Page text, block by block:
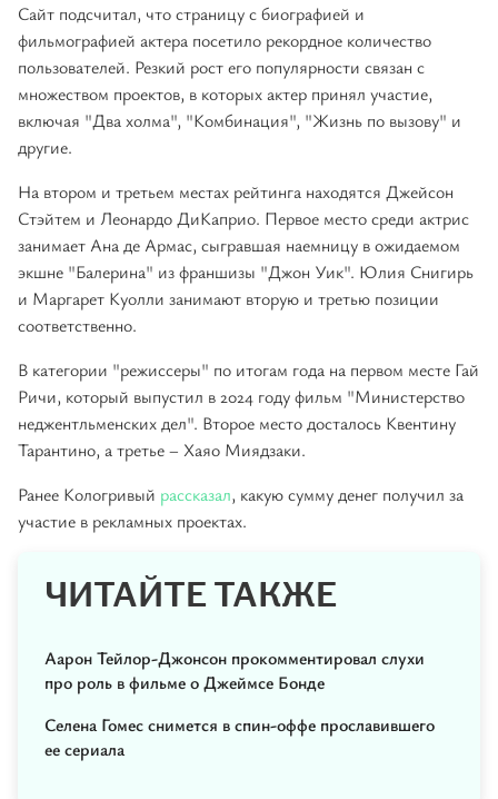
Сайт подсчитал, что страницу с биографией и
фильмографией актера посетило рекордное количество
пользователей. Резкий рост его популярности связан с
множеством проектов, в которых актер принял участие,
включая "Два холма", "Комбинация", "Жизнь по вызову" и
другие.
На втором и третьем местах рейтинга находятся Джейсон
Стэйтем и Леонардо ДиКаприо. Первое место среди актрис
занимает Ана де Армас, сыгравшая наемницу в ожидаемом
экшне "Балерина" из франшизы "Джон Уик". Юлия Снигирь
и Маргарет Куолли занимают вторую и третью позиции
соответственно.
В категории "режиссеры" по итогам года на первом месте Гай
Ричи, который выпустил в 2024 году фильм "Министерство
неджентльменских дел". Второе место досталось Квентину
Тарантино, а третье – Хаяо Миядзаки.
Ранее Кологривый рассказал, какую сумму денег получил за
участие в рекламных проектах.
ЧИТАЙТЕ ТАКЖЕ
Аарон Тейлор-Джонсон прокомментировал слухи
про роль в фильме о Джеймсе Бонде
Селена Гомес снимется в спин-оффе прославившего
ее сериала